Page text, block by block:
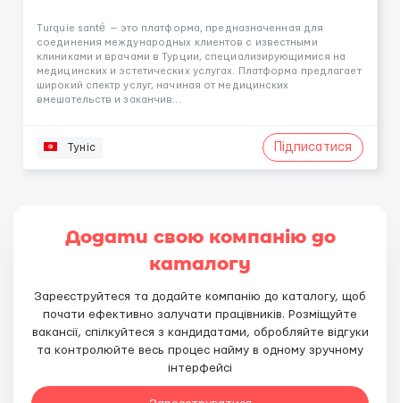
Тurquie santé — это платформа, предназначенная для
соединения международных клиентов с известными
клиниками и врачами в Турции, специализирующимися на
медицинских и эстетических услугах. Платформа предлагает
широкий спектр услуг, начиная от медицинских
вмешательств и заканчив...
Туніс Підписатися
Додати свою компанію до
каталогу
Зареєструйтеся та додайте компанію до каталогу, щоб
почати ефективно залучати працівників. Розміщуйте
вакансії, спілкуйтеся з кандидатами, обробляйте відгуки
та контролюйте весь процес найму в одному зручному
інтерфейсі